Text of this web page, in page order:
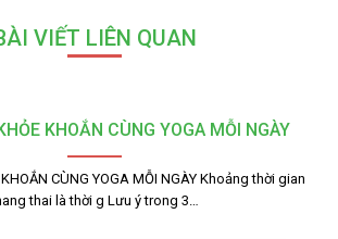
VIẾT LIÊN QUAN
KHOẮN CÙNG YOGA MỖI NGÀY
CÙNG YOGA MỖI NGÀY Khoảng thời gian
thai là thời g Lưu ý trong 3…